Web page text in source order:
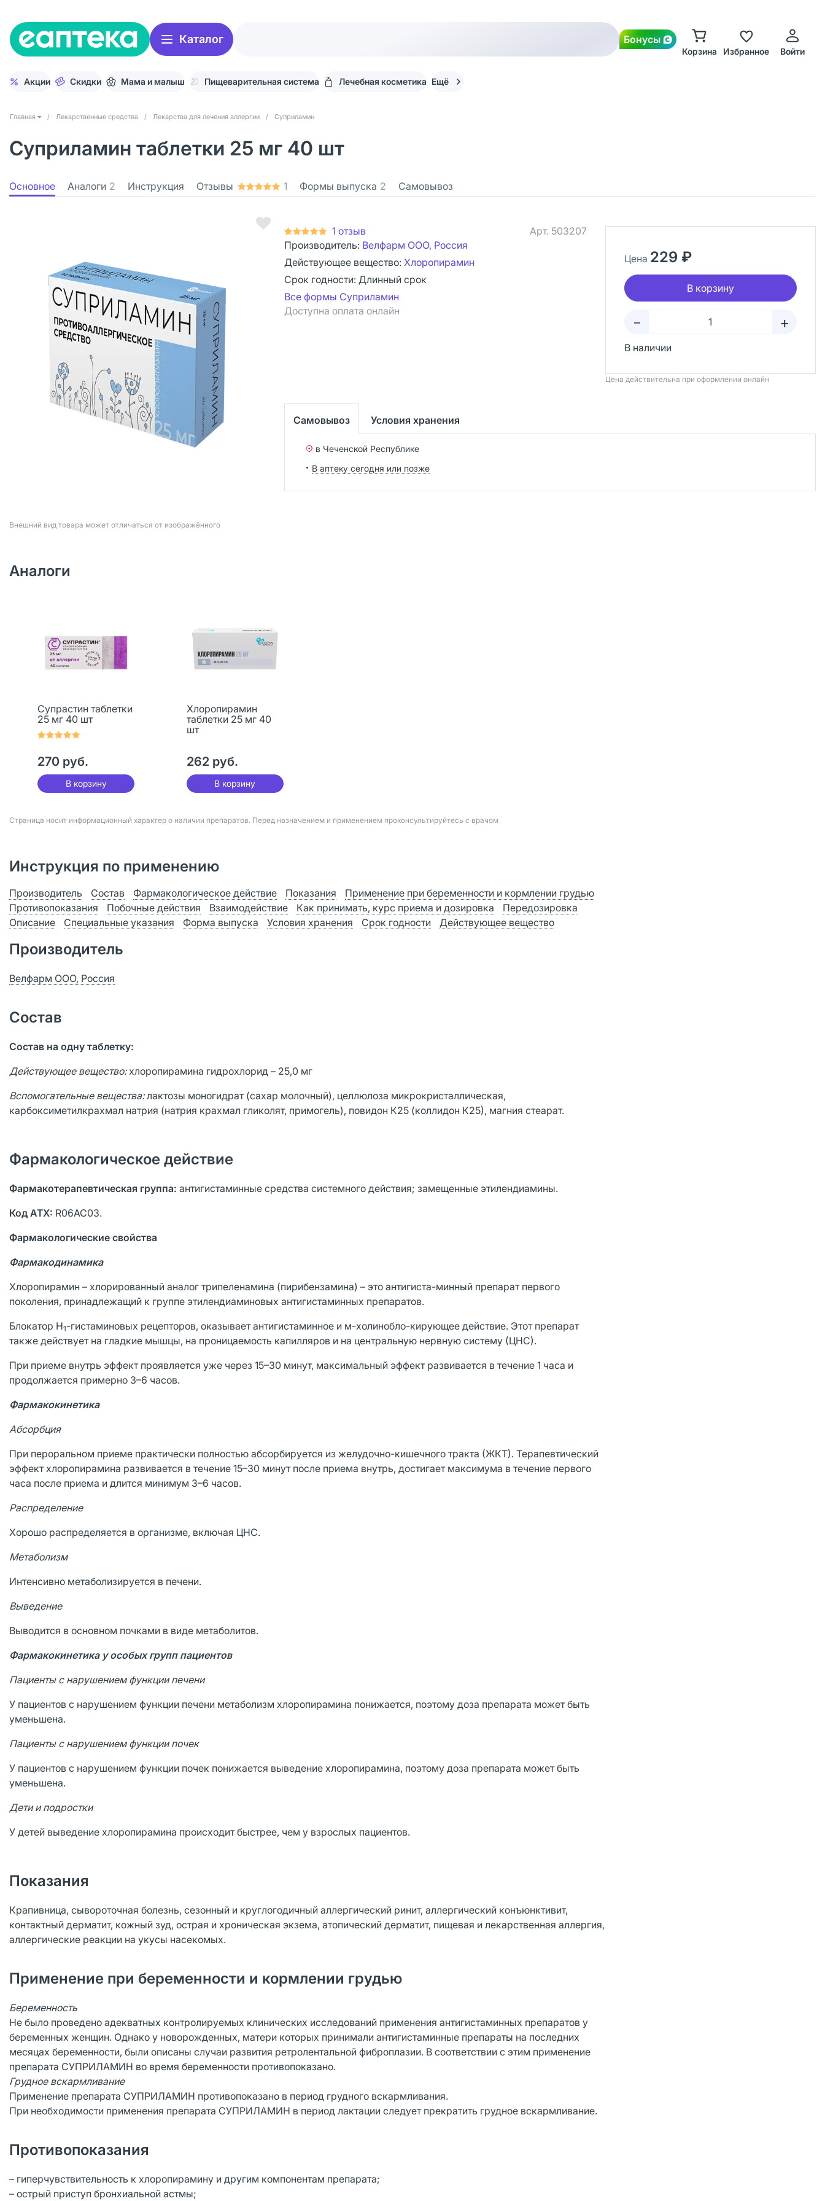
Каталог Бонусы
Корзина Избранное Войти
Акции Скидки Мама и малыш Пищеварительная система Лечебная косметика Ещё
Главная / Лекарственные средства / Лекарства для лечения аллергии / Суприламин
Суприламин таблетки 25 мг 40 шт
Основное Аналоги 2 Инструкция Отзывы 1 Формы выпуска 2 Самовывоз
Bнешний вид товара может отличаться от изображённого
1 отзыв Арт. 503207
Производитель: Велфарм ООО, Россия
Действующее вещество: Хлоропирамин
Срок годности: Длинный срок
Все формы Суприламин
Доступна оплата онлайн
Цена 229 ₽
В корзину
– +
В наличии
Цена действительна при оформлении онлайн
Самовывоз Условия хранения
в Чеченской Республике
В аптеку сегодня или позже
Аналоги
Супрастин таблетки
25 мг 40 шт
270 руб.
В корзину
Хлоропирамин
таблетки 25 мг 40
шт
262 руб.
В корзину
Страница носит информационный характер о наличии препаратов. Перед назначением и применением проконсультируйтесь с врачом
Инструкция по применению
Производитель Состав Фармакологическое действие Показания
Применение при беременности и кормлении грудью
Противопоказания
Побочные действия Взаимодействие Как принимать, курс приема и дозировка
Передозировка
Описание
Специальные указания Форма выпуска Условия хранения Срок годности Действующее вещество
Производитель
Велфарм ООО, Россия
Состав
Состав на одну таблетку:
Действующее вещество:хлоропирамина гидрохлорид – 25,0 мг
Вспомогательные вещества:лактозы моногидрат (сахар молочный), целлюлоза микрокристаллическая,
карбоксиметилкрахмал натрия (натрия крахмал гликолят, примогель), повидон К25 (коллидон К25), магния стеарат.
Фармакологическое действие
Фармакотерапевтическая группа: антигистаминные средства системного действия; замещенные этилендиамины.
Код АТХ: R06AC03.
Фармакологические свойства
Фармакодинамика
Хлоропирамин – хлорированный аналог трипеленамина (пирибензамина) – это антигиста-минный препарат первого
поколения, принадлежащий к группе этилендиаминовых антигистаминных препаратов.
Блокатор Н1-гистаминовых рецепторов, оказывает антигистаминное и м-холинобло-кирующее действие. Этот препарат
также действует на гладкие мышцы, на проницаемость капилляров и на центральную нервную систему (ЦНС).
При приеме внутрь эффект проявляется уже через 15–30 минут, максимальный эффект развивается в течение 1 часа и
продолжается примерно 3–6 часов.
Фармакокинетика
Абсорбция
При пероральном приеме практически полностью абсорбируется из желудочно-кишечного тракта (ЖКТ). Терапевтический
эффект хлоропирамина развивается в течение 15–30 минут после приема внутрь, достигает максимума в течение первого
часа после приема и длится минимум 3–6 часов.
Распределение
Хорошо распределяется в организме, включая ЦНС.
Метаболизм
Интенсивно метаболизируется в печени.
Выведение
Выводится в основном почками в виде метаболитов.
Фармакокинетика у особых групп пациентов
Пациенты с нарушением функции печени
У пациентов с нарушением функции печени метаболизм хлоропирамина понижается, поэтому доза препарата может быть
уменьшена.
Пациенты с нарушением функции почек
У пациентов с нарушением функции почек понижается выведение хлоропирамина, поэтому доза препарата может быть
уменьшена.
Дети и подростки
У детей выведение хлоропирамина происходит быстрее, чем у взрослых пациентов.
Показания
Крапивница, сывороточная болезнь, сезонный и круглогодичный аллергический ринит, аллергический конъюнктивит,
контактный дерматит, кожный зуд, острая и хроническая экзема, атопический дерматит, пищевая и лекарственная аллергия,
аллергические реакции на укусы насекомых.
Применение при беременности и кормлении грудью
Беременность
Не было проведено адекватных контролируемых клинических исследований применения антигистаминных препаратов у
беременных женщин. Однако у новорожденных, матери которых принимали антигистаминные препараты на последних
месяцах беременности, были описаны случаи развития ретролентальной фиброплазии. В соответствии с этим применение
препарата СУПРИЛАМИН во время беременности противопоказано.
Грудное вскармливание
Применение препарата СУПРИЛАМИН противопоказано в период грудного вскармливания.
При необходимости применения препарата СУПРИЛАМИН в период лактации следует прекратить грудное вскармливание.
Противопоказания
– гиперчувствительность к хлоропирамину и другим компонентам препарата;
– острый приступ бронхиальной астмы;